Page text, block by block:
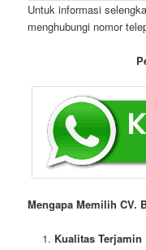
Untuk informasi
menghubungi nomor
Mengapa Memilih CV.
Kualitas Terjamin